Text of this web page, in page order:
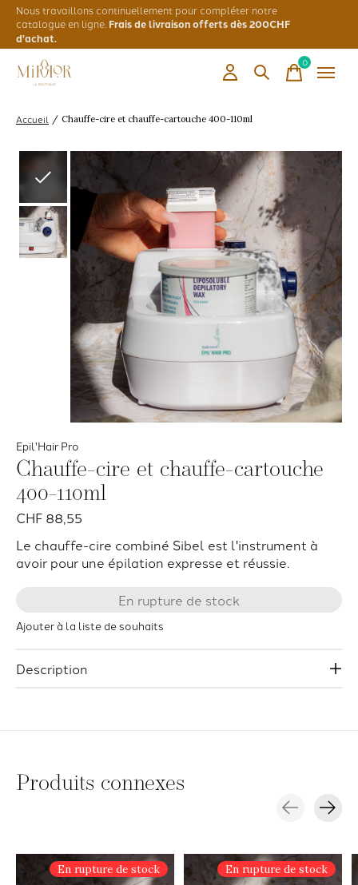
Nous travaillons continuellement pour compléter notre
catalogue en ligne. Frais de livraison offerts dès 200CHF
d'achat.
0items
Accueil / Chauffe-cire et chauffe-cartouche 400-110ml
Slideshow Items
Epil'Hair Pro
Chauffe-cire et chauffe-cartouche
400-110ml
CHF 88,55
Le chauffe-cire combiné Sibel est l'instrument à
avoir pour une épilation expresse et réussie.
En rupture de stock
Ajouter à la liste de souhaits
Description
Produits connexes
En rupture de stock En rupture de stock